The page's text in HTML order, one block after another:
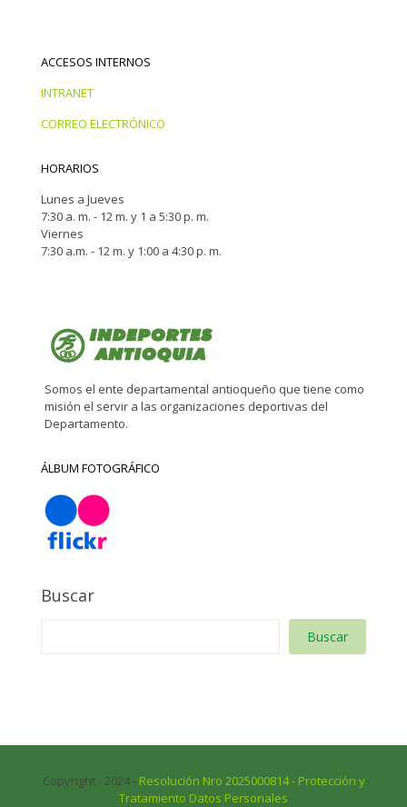
ACCESOS INTERNOS
INTRANET
CORREO ELECTRÓNICO
HORARIOS
Lunes a Jueves
7:30 a. m. - 12 m. y 1 a 5:30 p. m.
Viernes
7:30 a.m. - 12 m. y 1:00 a 4:30 p. m.
Somos el ente departamental antioqueño que tiene como
misión el servir a las organizaciones deportivas del
Departamento.
ÁLBUM FOTOGRÁFICO
Buscar
Buscar
Copyright - 2024 - Resolución Nro 2025000814 - Protección y
Tratamiento Datos Personales